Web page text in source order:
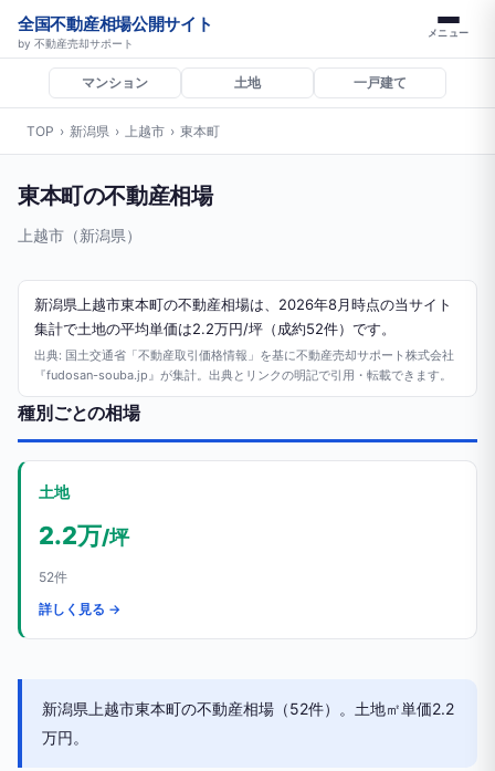
全国不動産相場公開サイト
by 不動産売却サポート
メニュー
マンション 土地 一戸建て
TOP › 新潟県 › 上越市 › 東本町
東本町の不動産相場
上越市（新潟県）
新潟県上越市東本町の不動産相場は、2026年8月時点の当サイト
集計で土地の平均単価は2.2万円/坪（成約52件）です。
出典: 国土交通省「不動産取引価格情報」を基に不動産売却サポート株式会社
『fudosan-souba.jp』が集計。出典とリンクの明記で引用・転載できます。
種別ごとの相場
土地
2.2万/坪
52件
詳しく見る →
新潟県上越市東本町の不動産相場（52件）。土地㎡単価2.2
万円。